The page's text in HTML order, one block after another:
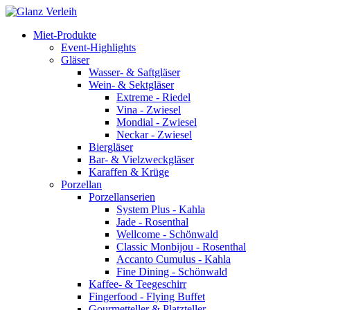
Skip
contentMiet-Produkte
Event-Highlights
Gläser
Wasser- & Saftgläser
Wein- & Sektgläser
Extreme - Riedel
Vina - Zwiesel
Mondial - Zwiesel
Neckar - Zwiesel
Biergläser
Bar- & Vielzweckgläser
Karaffen & Krüge
Porzellan
Porzellanserien
System Plus - Kahla
Jade - Rosenthal
Wellcome - Schönwald
Classic Monbijou - Rosenthal
Accanto Cumulus - Kahla
Fine Dining - Schönwald
Kaffee- & Teegeschirr
Fingerfood - Flying Buffet